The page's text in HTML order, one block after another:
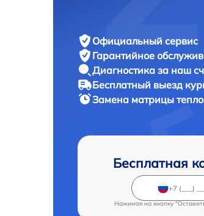
Официальный сервис
Гарантийное
Диагностика за наш
Бесплатный выезд
Замена матрицы
Бесплатная
Нажимая на кнопку